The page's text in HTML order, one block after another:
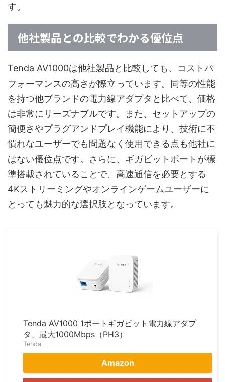
す。
他社製品との比較でわかる優位点
Tenda AV1000は他社製品と比較しても、コストパ
フォーマンスの高さが際立っています。同等の性能
を持つ他ブランドの電力線アダプタと比べて、価格
は非常にリーズナブルです。また、セットアップの
簡便さやプラグアンドプレイ機能により、技術に不
慣れなユーザーでも問題なく使用できる点も他社に
はない優位点です。さらに、ギガビットポートが標
準搭載されていることで、高速通信を必要とする
4Kストリーミングやオンラインゲームユーザーに
とっても魅力的な選択肢となっています。
Tenda AV1000 1ポートギガビット電力線アダプ
タ、最大1000Mbps（PH3）
Tenda
Amazon